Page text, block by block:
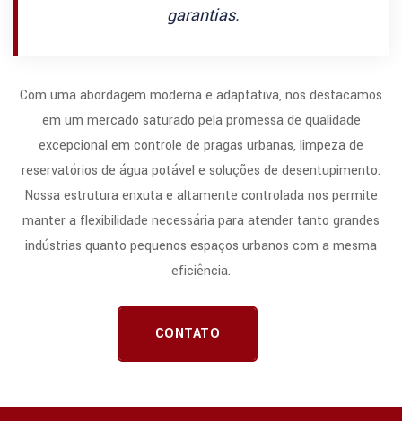
garantias.
Com uma abordagem moderna e adaptativa, nos destacamos
em um mercado saturado pela promessa de qualidade
excepcional em controle de pragas urbanas, limpeza de
reservatórios de água potável e soluções de desentupimento.
Nossa estrutura enxuta e altamente controlada nos permite
manter a flexibilidade necessária para atender tanto grandes
indústrias quanto pequenos espaços urbanos com a mesma
eficiência.
CONTATO